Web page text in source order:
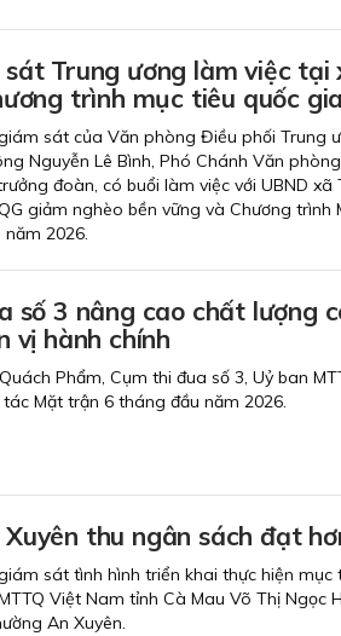
Trung ương làm việc tại
trình mục tiêu quốc gia
sát của Văn phòng Điều phối Trung
Nguyễn Lê Bình, Phó Chánh Văn
đoàn, có buổi làm việc với UBND
giảm nghèo bền vững và Chương
2026.
số 3 nâng cao chất lượng
vị hành chính
Phẩm, Cụm thi đua số 3, Uỷ ban
Mặt trận 6 tháng đầu năm 2026.
Xuyên thu ngân sách đạt
sát tình hình triển khai thực hiện mục
Việt Nam tỉnh Cà Mau Võ Thị
An Xuyên.